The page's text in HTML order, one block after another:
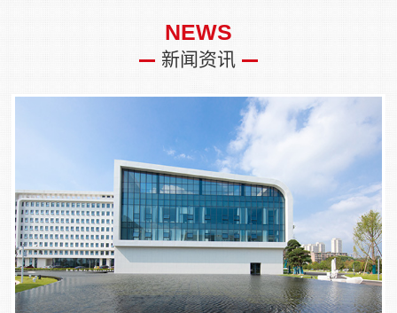
NEWS
新闻资讯